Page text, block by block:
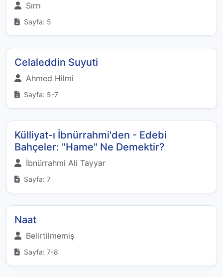
Sırrı
Sayfa: 5
Celaleddin Suyuti
Ahmed Hilmi
Sayfa: 5-7
Külliyat-ı İbnürrahmi'den - Edebi
Bahçeler: "Hame" Ne Demektir?
İbnürrahmi Ali Tayyar
Sayfa: 7
Naat
Belirtilmemiş
Sayfa: 7-8